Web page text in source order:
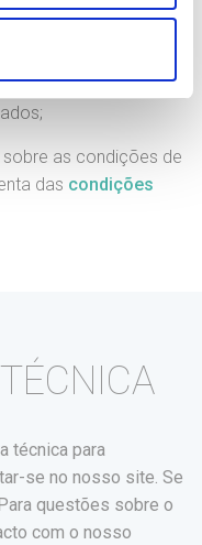
A1;
condensação,
de limpeza e/ou
as condições de
das condições
técnica para
se no nosso site. Se
questões sobre o
com o nosso